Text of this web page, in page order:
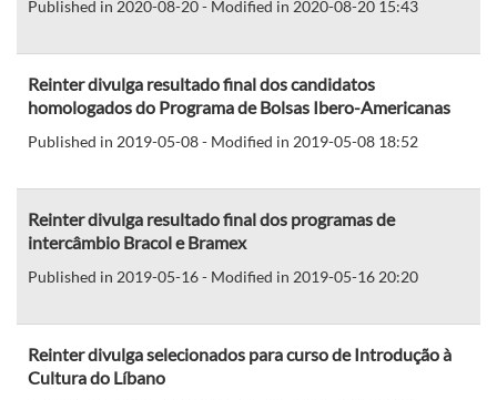
Published in 2020-08-20 - Modified in 2020-08-20 15:43
Reinter divulga resultado final dos candidatos
homologados do Programa de Bolsas Ibero-Americanas
Published in 2019-05-08 - Modified in 2019-05-08 18:52
Reinter divulga resultado final dos programas de
intercâmbio Bracol e Bramex
Published in 2019-05-16 - Modified in 2019-05-16 20:20
Reinter divulga selecionados para curso de Introdução à
Cultura do Líbano